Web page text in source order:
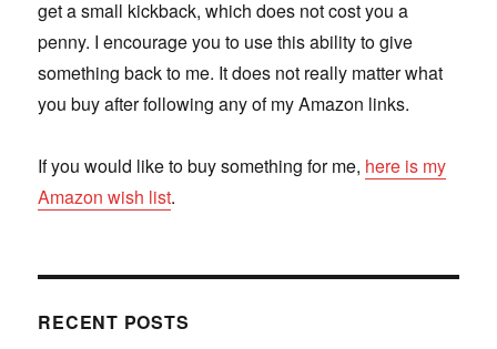
get a small kickback, which does not cost you a
penny. I encourage you to use this ability to give
something back to me. It does not really matter what
you buy after following any of my Amazon links.
If you would like to buy something for me, here is my
Amazon wish list.
RECENT POSTS